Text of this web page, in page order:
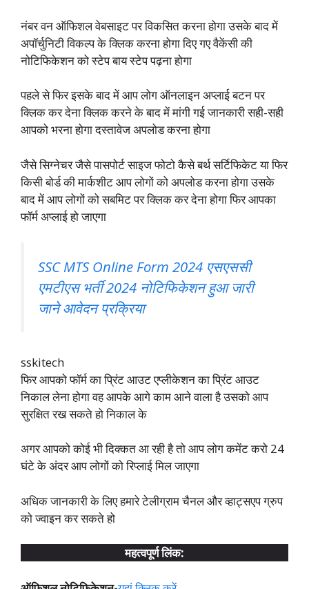
नंबर वन ऑफिशल वेबसाइट पर विकसित करना होगा उसके बाद में
अपॉर्चुनिटी विकल्प के क्लिक करना होगा दिए गए वैकेंसी की
नोटिफिकेशन को स्टेप बाय स्टेप पढ़ना होगा
पहले से फिर इसके बाद में आप लोग ऑनलाइन अप्लाई बटन पर
क्लिक कर देना क्लिक करने के बाद में मांगी गई जानकारी सही-सही
आपको भरना होगा दस्तावेज अपलोड करना होगा
जैसे सिग्नेचर जैसे पासपोर्ट साइज फोटो कैसे बर्थ सर्टिफिकेट या फिर
किसी बोर्ड की मार्कशीट आप लोगों को अपलोड करना होगा उसके
बाद में आप लोगों को सबमिट पर क्लिक कर देना होगा फिर आपका
फॉर्म अप्लाई हो जाएगा
SSC MTS Online Form 2024 एसएससी
एमटीएस भर्ती 2024 नोटिफिकेशन हुआ जारी
जाने आवेदन प्रक्रिया
sskitech
फिर आपको फॉर्म का प्रिंट आउट एप्लीकेशन का प्रिंट आउट
निकाल लेना होगा वह आपके आगे काम आने वाला है उसको आप
सुरक्षित रख सकते हो निकाल के
अगर आपको कोई भी दिक्कत आ रही है तो आप लोग कमेंट करो 24
घंटे के अंदर आप लोगों को रिप्लाई मिल जाएगा
अधिक जानकारी के लिए हमारे टेलीग्राम चैनल और व्हाट्सएप ग्रुप
को ज्वाइन कर सकते हो
महत्वपूर्ण लिंक: